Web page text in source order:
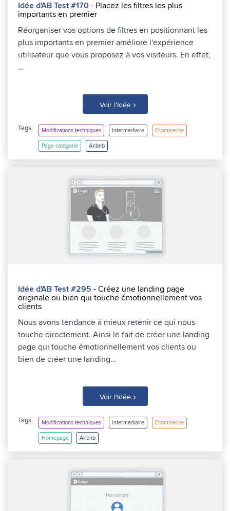
Idée d'AB Test #170 - Placez les filtres les plus
importants en premier
Réorganiser vos options de filtres en positionnant les
plus importants en premier améliore l'expérience
utilisateur que vous proposez à vos visiteurs. En effet,
…
Voir l'Idée ›
Tags: Modifications techniques Intermediaire Ecommerce
Page catégorie Airbnb
Idée d'AB Test #295 - Créez une landing page
originale ou bien qui touche émotionnellement vos
clients
Nous avons tendance à mieux retenir ce qui nous
touche directement. Ainsi le fait de créer une landing
page qui touche émotionnellement vos clients ou
bien de créer une landing…
Voir l'Idée ›
Tags: Modifications techniques Intermediaire Ecommerce
Homepage Airbnb